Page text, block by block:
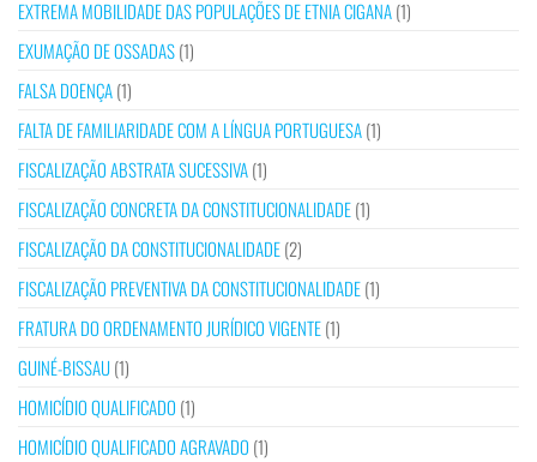
EXTREMA MOBILIDADE DAS POPULAÇÕES DE ETNIA CIGANA(1)
EXUMAÇÃO DE OSSADAS(1)
FALSA DOENÇA(1)
FALTA DE FAMILIARIDADE COM A LÍNGUA PORTUGUESA(1)
FISCALIZAÇÃO ABSTRATA SUCESSIVA(1)
FISCALIZAÇÃO CONCRETA DA CONSTITUCIONALIDADE(1)
FISCALIZAÇÃO DA CONSTITUCIONALIDADE(2)
FISCALIZAÇÃO PREVENTIVA DA CONSTITUCIONALIDADE(1)
FRATURA DO ORDENAMENTO JURÍDICO VIGENTE(1)
GUINÉ-BISSAU(1)
HOMICÍDIO QUALIFICADO (1)
HOMICÍDIO QUALIFICADO AGRAVADO (1)